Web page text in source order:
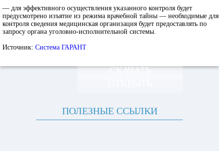
— для эффективного осуществления указанного контроля будет
предусмотрено изъятие из режима врачебной тайны — необходимые для
контроля сведения медицинская организация будет предоставлять по
запросу органа уголовно-исполнительной системы.
Источник: Система ГАРАНТ
СКАЧАТЬ
ПОЛЕЗНЫЕ ССЫЛКИ